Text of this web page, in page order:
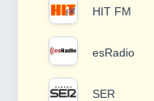
HIT FM
esRadio
SER